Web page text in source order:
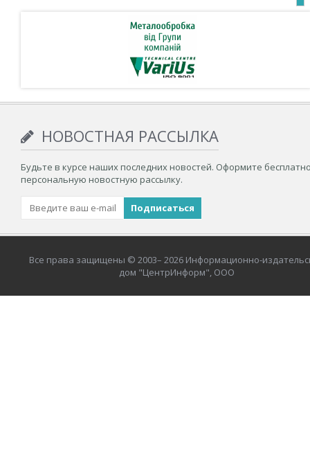
НОВОСТНАЯ РАССЫЛКА
Будьте в курсе наших последних новостей. Оформите
персональную новостную рассылку.
Все права защищены © 2003– 2026 Информационно-
дом "ЦентрИнформ", ООО